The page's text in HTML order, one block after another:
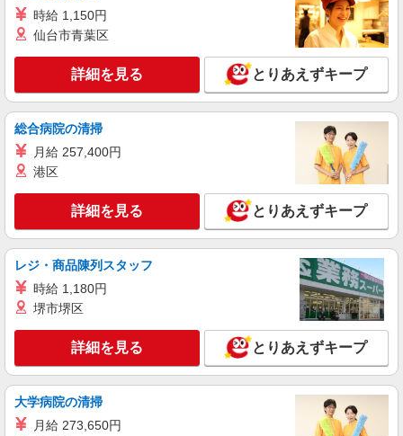
時給 1,150円
仙台市青葉区
詳細を見る とりあえずキープ
総合病院の清掃
月給 257,400円
港区
詳細を見る とりあえずキープ
レジ・商品陳列スタッフ
時給 1,180円
堺市堺区
詳細を見る とりあえずキープ
大学病院の清掃
月給 273,650円